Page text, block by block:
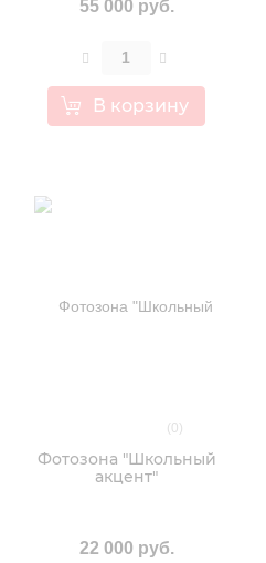
55 000 руб.
В корзину
(0)
Фотозона "Школьный
акцент"
22 000 руб.